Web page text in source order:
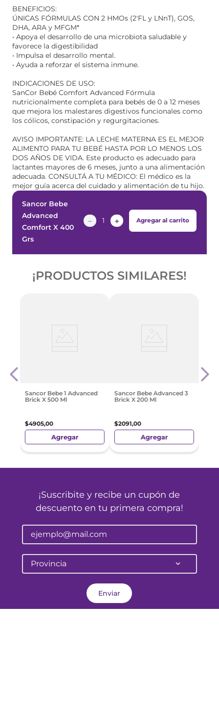
BENEFICIOS:
ÚNICAS FÓRMULAS CON 2 HMOs (2'FL y LNnT), GOS,
DHA, ARA y MFGM*
• Apoya el desarrollo de una microbiota saludable y
favorece la digestibilidad
• Impulsa el desarrollo mental.
• Ayuda a reforzar el sistema inmune.
INDICACIONES DE USO:
SanCor Bebé Comfort Advanced Fórmula
nutricionalmente completa para bebés de 0 a 12 meses
que mejora los malestares digestivos funcionales como
los cólicos, constipación y regurgitaciones.
AVISO IMPORTANTE: LA LECHE MATERNA ES EL MEJOR
ALIMENTO PARA TU BEBÉ HASTA POR LO MENOS LOS
DOS AÑOS DE VIDA. Este producto es adecuado para
lactantes mayores de 6 meses, junto a una alimentación
adecuada. CONSULTÁ A TU MÉDICO: El médico es la
mejor guía acerca del cuidado y alimentación de tu hijo.
Sancor Bebe
Advanced
Comfort X 400
Grs
＋
－ Agregar al carrito
¡PRODUCTOS SIMILARES!
Sancor Bebe 1 Advanced
Brick X 500 Ml
$4905,00
Agregar
Sancor Bebe Advanced 3
Brick X 200 Ml
$2091,00
Agregar
¡Suscribite y recibe un cupón de
descuento en tu primera compra!
Provincia
Enviar